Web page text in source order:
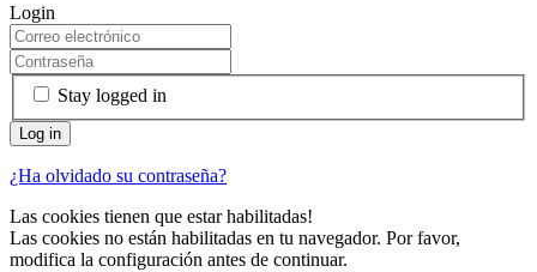
Login
Stay logged in
¿Ha olvidado su contraseña?
Las cookies tienen que estar habilitadas!
Las cookies no están habilitadas en tu navegador. Por favor,
modifica la configuración antes de continuar.